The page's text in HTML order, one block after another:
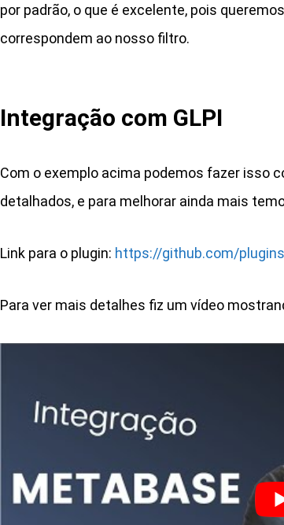
por padrão, o que é excelente, pois
correspondem ao nosso filtro.
Integração com GLPI
Com o exemplo acima podemos fazer isso
detalhados, e para melhorar ainda mais
Link para o plugin: https://github.com/
Para ver mais detalhes fiz um vídeo